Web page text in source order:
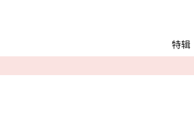
推荐行程
观光
特辑